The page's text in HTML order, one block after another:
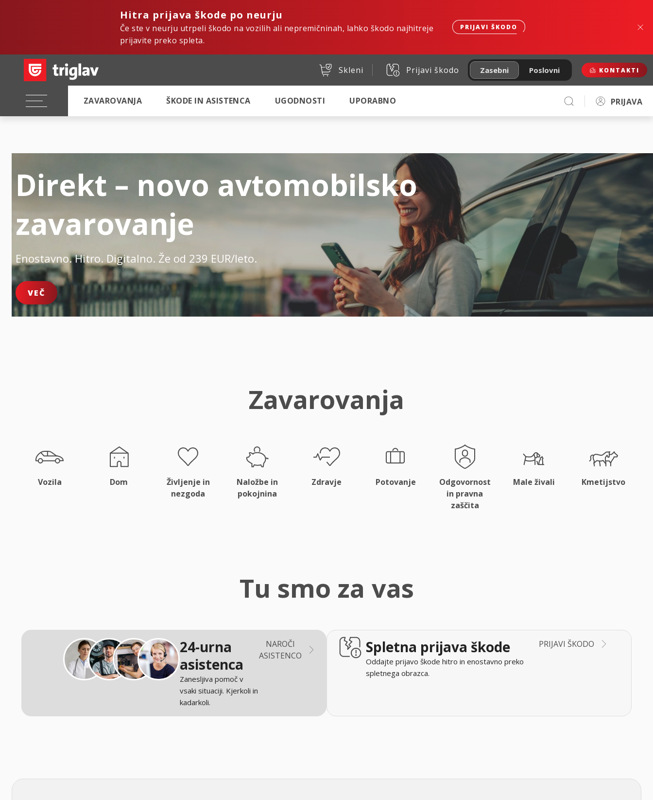
Hitra prijava škode po neurju
Če ste v neurju utrpeli škodo na vozilih ali nepremičninah, lahko škodo najhitreje
prijavite preko spleta.
PRIJAVI ŠKODO
Skleni Prijavi škodo Zasebni Poslovni KONTAKTI
ZAVAROVANJA ŠKODE IN ASISTENCA UGODNOSTI UPORABNO PRIJAVA
Direkt – novo avtomobilsko
zavarovanje
Enostavno. Hitro. Digitalno. Že od 239 EUR/leto.
VEČ
Zavarovanja
Vozila Dom
Življenje in
nezgoda
Naložbe in
pokojnina
Zdravje Potovanje
Odgovornost
in pravna
zaščita
Male živali Kmetijstvo
Tu smo za vas
24-urna
asistenca
Zanesljiva pomoč v
vsaki situaciji. Kjerkoli in
kadarkoli.
NAROČI
ASISTENCO
Spletna prijava škode
Oddajte prijavo škode hitro in enostavno preko
spletnega obrazca.
PRIJAVI ŠKODO